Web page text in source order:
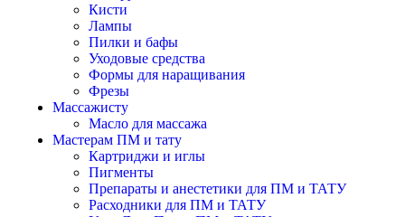
Кисти
Лампы
Пилки и бафы
Уходовые средства
Формы для наращивания
Фрезы
Массажисту
Масло для массажа
Мастерам ПМ и тату
Картриджи и иглы
Пигменты
Препараты и анестетики для ПМ и ТАТУ
Расходники для ПМ и ТАТУ